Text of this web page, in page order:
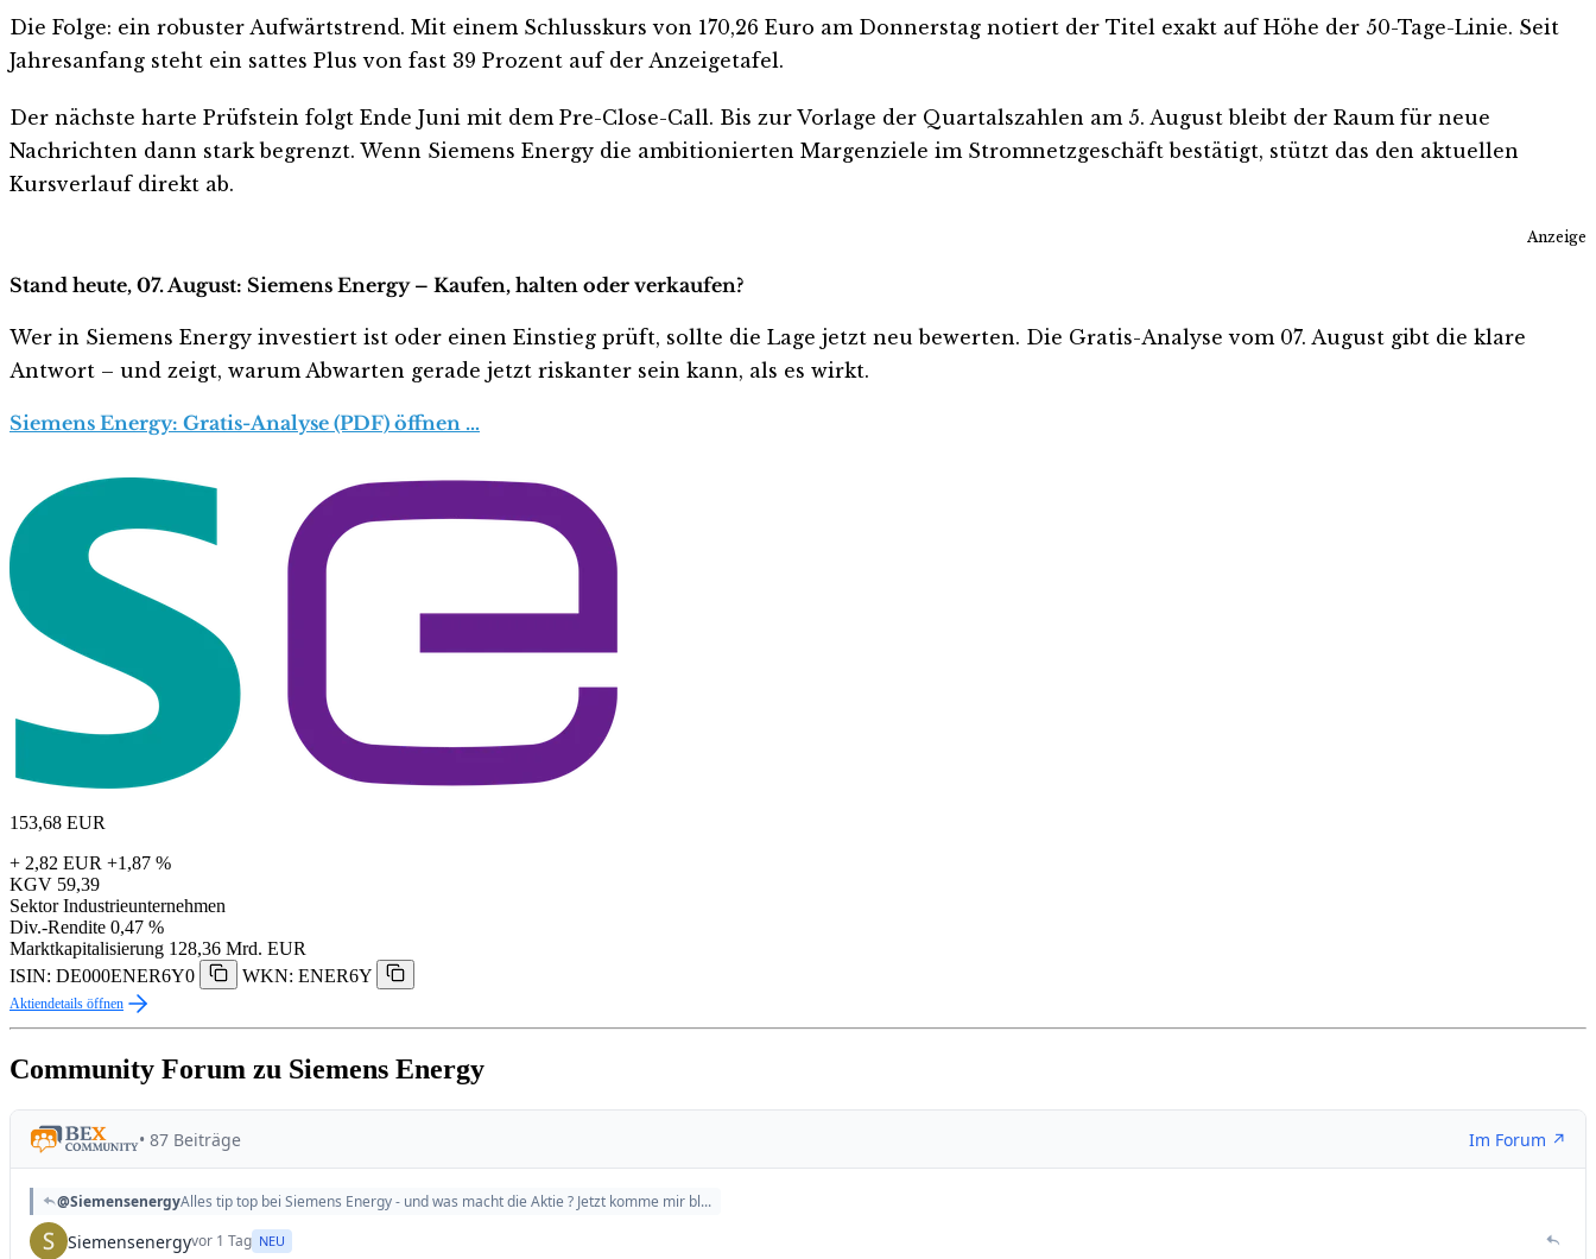
Die Folge: ein robuster Aufwärtstrend. Mit einem Schlusskurs von 170,26 Euro am Donnerstag notiert der Titel exakt auf Höhe der 50-Tage-Linie. Seit
Jahresanfang steht ein sattes Plus von fast 39 Prozent auf der Anzeigetafel.
Der nächste harte Prüfstein folgt Ende Juni mit dem Pre-Close-Call. Bis zur Vorlage der Quartalszahlen am 5. August bleibt der Raum für neue
Nachrichten dann stark begrenzt. Wenn Siemens Energy die ambitionierten Margenziele im Stromnetzgeschäft bestätigt, stützt das den aktuellen
Kursverlauf direkt ab.
Anzeige
Stand heute, 07. August: Siemens Energy – Kaufen, halten oder verkaufen?
Wer in Siemens Energy investiert ist oder einen Einstieg prüft, sollte die Lage jetzt neu bewerten. Die Gratis-Analyse vom 07. August gibt die klare
Antwort – und zeigt, warum Abwarten gerade jetzt riskanter sein kann, als es wirkt.
Siemens Energy: Gratis-Analyse (PDF) öffnen …
153,68 EUR
+ 2,82 EUR +1,87 %
KGV 59,39
Sektor Industrieunternehmen
Div.-Rendite 0,47 %
Marktkapitalisierung 128,36 Mrd. EUR
ISIN: DE000ENER6Y0
WKN: ENER6Y
Aktiendetails öffnen
Community Forum zu Siemens Energy